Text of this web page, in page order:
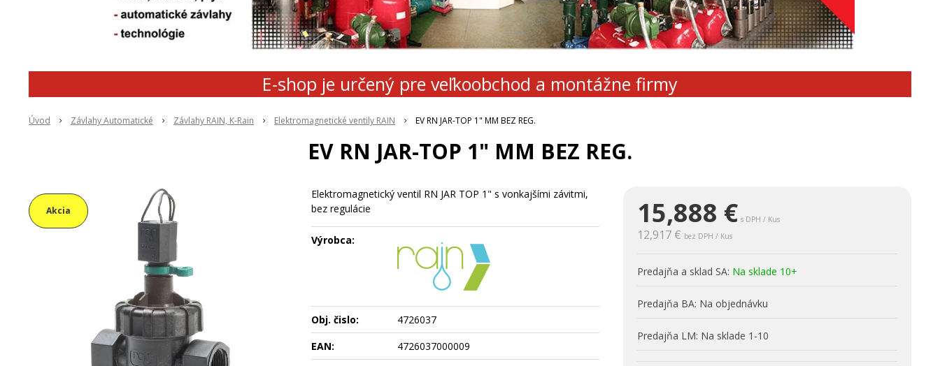
E-shop je určený pre veľkoobchod a montážne firmy
Úvod Závlahy Automatické Závlahy RAIN, K-Rain Elektromagnetické ventily RAIN EV RN JAR-TOP 1" MM BEZ REG.
EV RN JAR-TOP 1" MM BEZ REG.
Akcia 15,888 € s DPH / Kus
12,917 € bez DPH / Kus
Predajňa a sklad SA: Na sklade 10+
Predajňa BA: Na objednávku
Predajňa LM: Na sklade 1-10
Elektromagnetický ventil RN JAR TOP 1" s vonkajšími závitmi,
bez regulácie
Výrobca:
Obj. čislo:
4726037
EAN:
4726037000009